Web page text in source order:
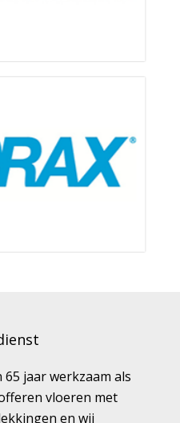
jaar werkzaam als
vloeren met
en wij